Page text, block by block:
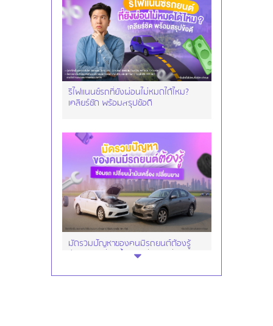
รีไฟแนนซ์รถที่ยังผ่อนไม่หมดได้ไหม?
เคลียร์ชัด พร้อมสรุปข้อดี
มัดรวมปัญหาของคนมีรถยนต์ต้องรู้
ซ่อมรถ เปลี่ยนน้ำมันเครื่อง เปลี่ยนยาง